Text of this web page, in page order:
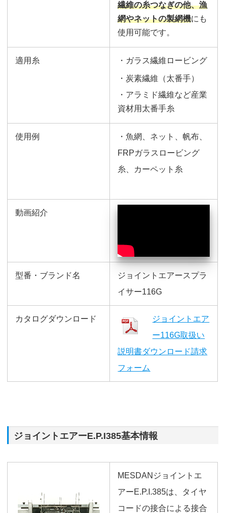
繊維の糸つなぎの他、漁
網やネットの製網機にも
使用可能です。
適用糸 ・ガラス繊維ロービング
・炭素繊維（太番手）
・アラミド繊維など産業
資材用太番手糸
使用例
・魚網、ネット、帆布、
FRPガラスロービング
糸、カーペット糸
動画紹介
型番・ブランド名
ジョイントエアースプラ
イサー116G
カタログダウンロード
ジョイントエア
ー116G取扱い
説明書ダウンロード請求
フォーム
ジョイントエアーE.P.I385基本情報
MESDANジョイントエ
アーE.P.I.385は、タイヤ
コードの接合による接合